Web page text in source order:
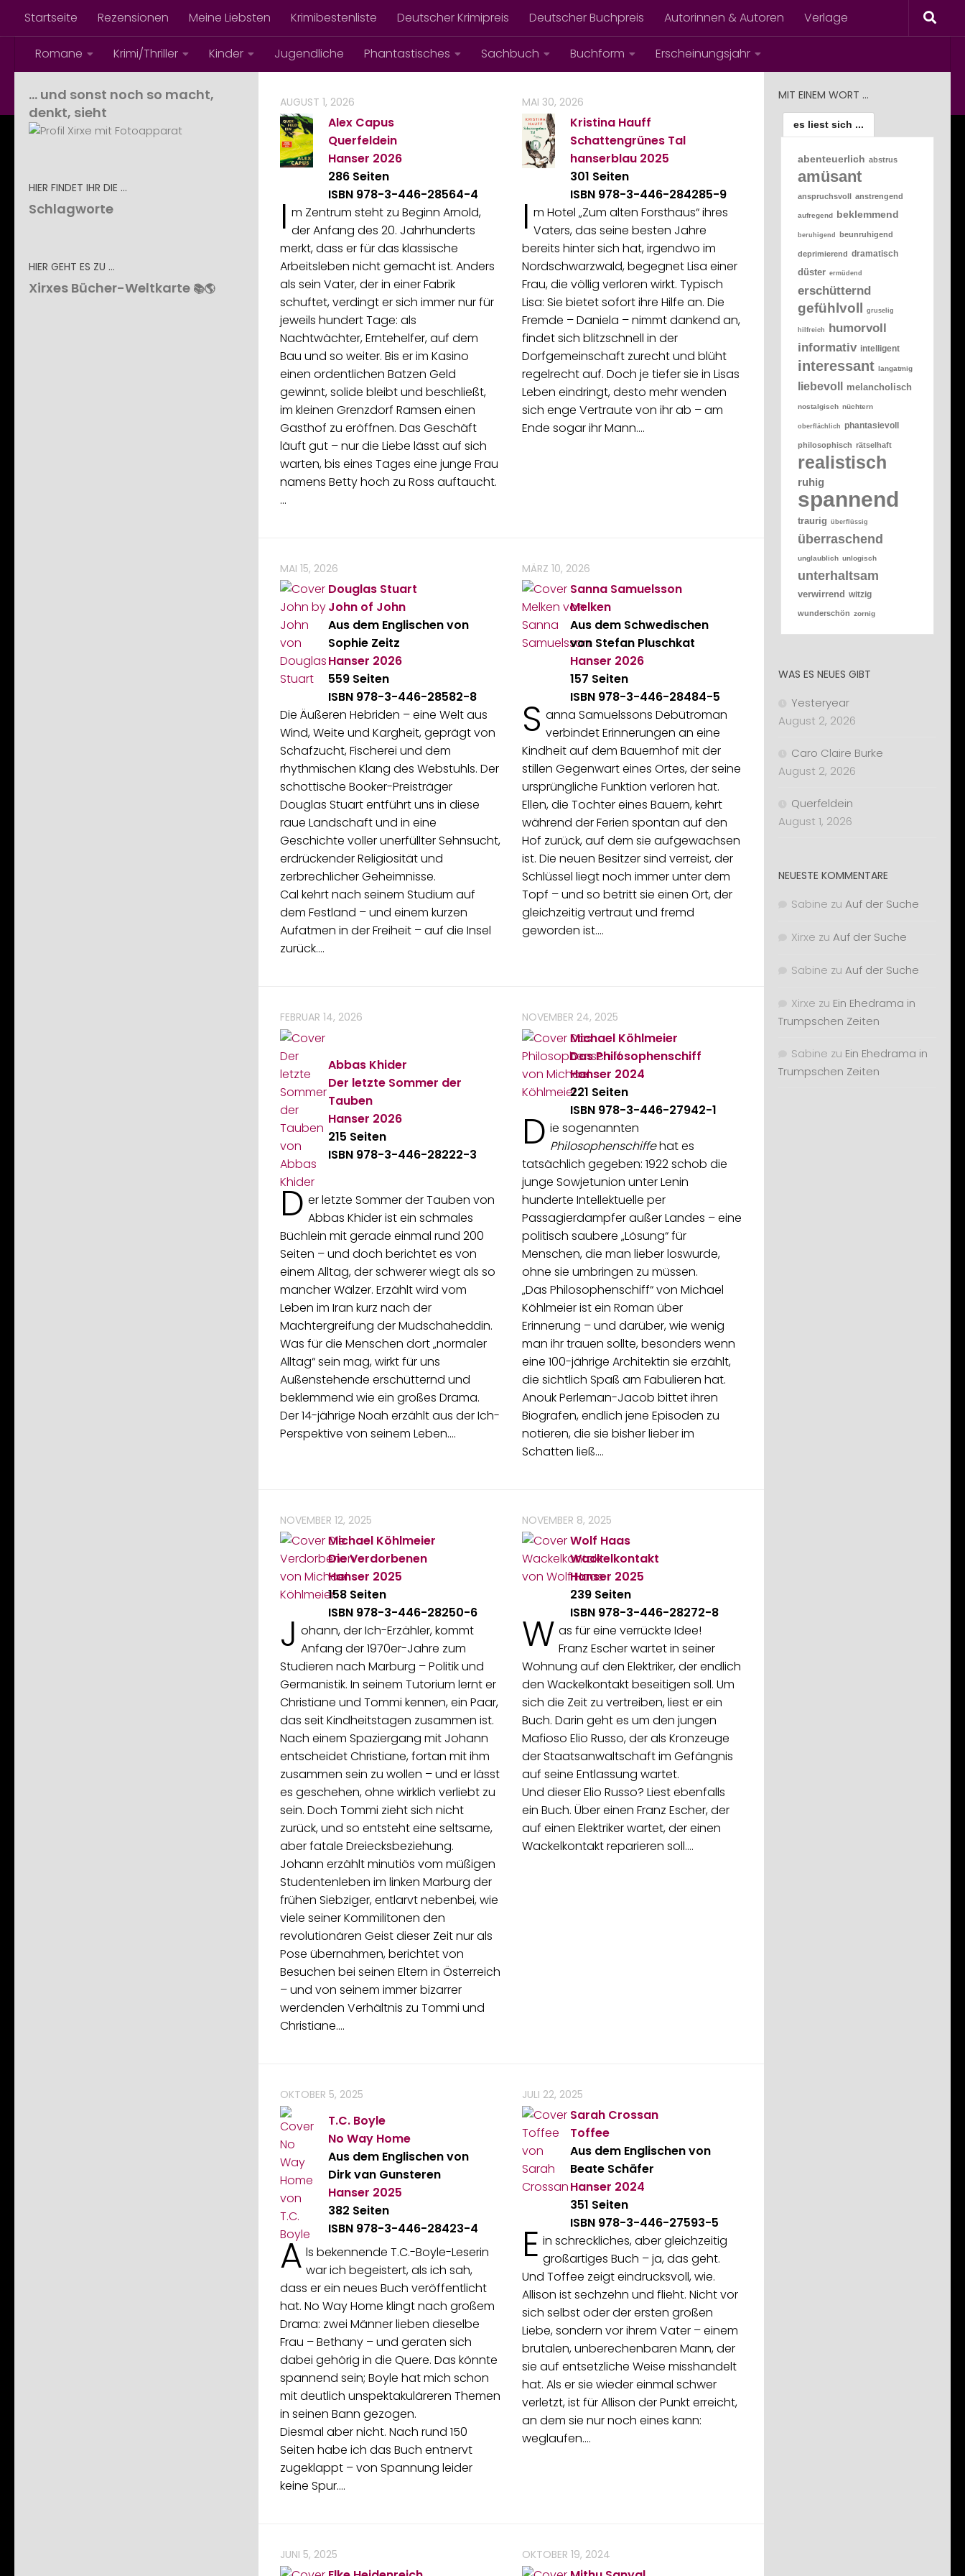
Zum Inhalt springen
Startseite Rezensionen Meine Liebsten Krimibestenliste Deutscher Krimipreis Deutscher Buchpreis Autorinnen & Autoren Verlage
Was Xirxe so liest ...
Romane Krimi/Thriller Kinder Jugendliche Phantastisches Sachbuch Buchform Erscheinungsjahr
AUGUST 1, 2026
Alex Capus
Querfeldein
Hanser 2026
286 Seiten
ISBN 978-3-446-28564-4
I m Zentrum steht zu Beginn Arnold,
der Anfang des 20. Jahrhunderts
merkt, dass er für das klassische
Arbeitsleben nicht gemacht ist. Anders
als sein Vater, der in einer Fabrik
schuftet, verdingt er sich immer nur für
jeweils hundert Tage: als
Nachtwächter, Erntehelfer, auf dem
Bau und so weiter. Bis er im Kasino
einen ordentlichen Batzen Geld
gewinnt, solide bleibt und beschließt,
im kleinen Grenzdorf Ramsen einen
Gasthof zu eröffnen. Das Geschäft
läuft gut – nur die Liebe lässt auf sich
warten, bis eines Tages eine junge Frau
namens Betty hoch zu Ross auftaucht.
…
MAI 30, 2026
Kristina Hauff
Schattengrünes Tal
hanserblau 2025
301 Seiten
ISBN 978-3-446-284285-9
I m Hotel „Zum alten Forsthaus“ ihres
Vaters, das seine besten Jahre
bereits hinter sich hat, irgendwo im
Nordschwarzwald, begegnet Lisa einer
Frau, die völlig verloren wirkt. Typisch
Lisa: Sie bietet sofort ihre Hilfe an. Die
Fremde – Daniela – nimmt dankend an,
findet sich blitzschnell in der
Dorfgemeinschaft zurecht und blüht
regelrecht auf. Doch je tiefer sie in Lisas
Leben eindringt, desto mehr wenden
sich enge Vertraute von ihr ab – am
Ende sogar ihr Mann.…
MAI 15, 2026
Douglas Stuart
John of John
Aus dem Englischen von
Sophie Zeitz
Hanser 2026
559 Seiten
ISBN 978-3-446-28582-8
Die Äußeren Hebriden – eine Welt aus
Wind, Weite und Kargheit, geprägt von
Schafzucht, Fischerei und dem
rhythmischen Klang des Webstuhls. Der
schottische Booker-Preisträger
Douglas Stuart entführt uns in diese
raue Landschaft und in eine
Geschichte voller unerfüllter Sehnsucht,
erdrückender Religiosität und
zerbrechlicher Geheimnisse.
Cal kehrt nach seinem Studium auf
dem Festland – und einem kurzen
Aufatmen in der Freiheit – auf die Insel
zurück.…
MÄRZ 10, 2026
Sanna Samuelsson
Melken
Aus dem Schwedischen
von Stefan Pluschkat
Hanser 2026
157 Seiten
ISBN 978-3-446-28484-5
S anna Samuelssons Debütroman
verbindet Erinnerungen an eine
Kindheit auf dem Bauernhof mit der
stillen Gegenwart eines Ortes, der seine
ursprüngliche Funktion verloren hat.
Ellen, die Tochter eines Bauern, kehrt
während der Ferien spontan auf den
Hof zurück, auf dem sie aufgewachsen
ist. Die neuen Besitzer sind verreist, der
Schlüssel liegt noch immer unter dem
Topf – und so betritt sie einen Ort, der
gleichzeitig vertraut und fremd
geworden ist.…
FEBRUAR 14, 2026
Abbas Khider
Der letzte Sommer der
Tauben
Hanser 2026
215 Seiten
ISBN 978-3-446-28222-3
D er letzte Sommer der Tauben von
Abbas Khider ist ein schmales
Büchlein mit gerade einmal rund 200
Seiten – und doch berichtet es von
einem Alltag, der schwerer wiegt als so
mancher Wälzer. Erzählt wird vom
Leben im Iran kurz nach der
Machtergreifung der Mudschaheddin.
Was für die Menschen dort „normaler
Alltag“ sein mag, wirkt für uns
Außenstehende erschütternd und
beklemmend wie ein großes Drama.
Der 14-jährige Noah erzählt aus der Ich-
Perspektive von seinem Leben.…
NOVEMBER 24, 2025
Michael Köhlmeier
Das Philosophenschiff
Hanser 2024
221 Seiten
ISBN 978-3-446-27942-1
D ie sogenannten
Philosophenschiffehat es
tatsächlich gegeben: 1922 schob die
junge Sowjetunion unter Lenin
hunderte Intellektuelle per
Passagierdampfer außer Landes – eine
politisch saubere „Lösung“ für
Menschen, die man lieber loswurde,
ohne sie umbringen zu müssen.
„Das Philosophenschiff“ von Michael
Köhlmeier ist ein Roman über
Erinnerung – und darüber, wie wenig
man ihr trauen sollte, besonders wenn
eine 100-jährige Architektin sie erzählt,
die sichtlich Spaß am Fabulieren hat.
Anouk Perleman-Jacob bittet ihren
Biografen, endlich jene Episoden zu
notieren, die sie bisher lieber im
Schatten ließ.…
NOVEMBER 12, 2025
Michael Köhlmeier
Die Verdorbenen
Hanser 2025
158 Seiten
ISBN 978-3-446-28250-6
J ohann, der Ich-Erzähler, kommt
Anfang der 1970er-Jahre zum
Studieren nach Marburg – Politik und
Germanistik. In seinem Tutorium lernt er
Christiane und Tommi kennen, ein Paar,
das seit Kindheitstagen zusammen ist.
Nach einem Spaziergang mit Johann
entscheidet Christiane, fortan mit ihm
zusammen sein zu wollen – und er lässt
es geschehen, ohne wirklich verliebt zu
sein. Doch Tommi zieht sich nicht
zurück, und so entsteht eine seltsame,
aber fatale Dreiecksbeziehung.
Johann erzählt minutiös vom müßigen
Studentenleben im linken Marburg der
frühen Siebziger, entlarvt nebenbei, wie
viele seiner Kommilitonen den
revolutionären Geist dieser Zeit nur als
Pose übernahmen, berichtet von
Besuchen bei seinen Eltern in Österreich
– und von seinem immer bizarrer
werdenden Verhältnis zu Tommi und
Christiane.…
NOVEMBER 8, 2025
Wolf Haas
Wackelkontakt
Hanser 2025
239 Seiten
ISBN 978-3-446-28272-8
W as für eine verrückte Idee!
Franz Escher wartet in seiner
Wohnung auf den Elektriker, der endlich
den Wackelkontakt beseitigen soll. Um
sich die Zeit zu vertreiben, liest er ein
Buch. Darin geht es um den jungen
Mafioso Elio Russo, der als Kronzeuge
der Staatsanwaltschaft im Gefängnis
auf seine Entlassung wartet.
Und dieser Elio Russo? Liest ebenfalls
ein Buch. Über einen Franz Escher, der
auf einen Elektriker wartet, der einen
Wackelkontakt reparieren soll.…
OKTOBER 5, 2025
T.C. Boyle
No Way Home
Aus dem Englischen von
Dirk van Gunsteren
Hanser 2025
382 Seiten
ISBN 978-3-446-28423-4
A ls bekennende T.C.-Boyle-Leserin
war ich begeistert, als ich sah,
dass er ein neues Buch veröffentlicht
hat. No Way Home klingt nach großem
Drama: zwei Männer lieben dieselbe
Frau – Bethany – und geraten sich
dabei gehörig in die Quere. Das könnte
spannend sein; Boyle hat mich schon
mit deutlich unspektakuläreren Themen
in seinen Bann gezogen.
Diesmal aber nicht. Nach rund 150
Seiten habe ich das Buch entnervt
zugeklappt – von Spannung leider
keine Spur.…
JULI 22, 2025
Sarah Crossan
Toffee
Aus dem Englischen von
Beate Schäfer
Hanser 2024
351 Seiten
ISBN 978-3-446-27593-5
E in schreckliches, aber gleichzeitig
großartiges Buch – ja, das geht.
Und Toffee zeigt eindrucksvoll, wie.
Allison ist sechzehn und flieht. Nicht vor
sich selbst oder der ersten großen
Liebe, sondern vor ihrem Vater – einem
brutalen, unberechenbaren Mann, der
sie auf entsetzliche Weise misshandelt
hat. Als er sie wieder einmal schwer
verletzt, ist für Allison der Punkt erreicht,
an dem sie nur noch eines kann:
weglaufen.…
JUNI 5, 2025 OKTOBER 19, 2024
… und sonst noch so macht,
denkt, sieht
HIER FINDET IHR DIE …
Schlagworte
HIER GEHT ES ZU …
Xirxes Bücher-Weltkarte 📚🌎
MIT EINEM WORT …
es liest sich ...
abenteuerlich abstrus
amüsant
anspruchsvoll anstrengend
aufregend beklemmend
beruhigend beunruhigend
deprimierend dramatisch
düster ermüdend
erschütternd
gefühlvoll gruselig
hilfreich
humorvoll
informativ intelligent
interessant langatmig
liebevoll melancholisch
nostalgisch nüchtern
oberflächlich phantasievoll
philosophisch rätselhaft
realistisch
ruhig
spannend
traurig überflüssig
überraschend
unglaublich unlogisch
unterhaltsam
verwirrend witzig
wunderschön zornig
WAS ES NEUES GIBT
Yesteryear
August 2, 2026
Caro Claire Burke
August 2, 2026
Querfeldein
August 1, 2026
NEUESTE KOMMENTARE
Sabine zu Auf der Suche
Xirxe zu Auf der Suche
Sabine zu Auf der Suche
Xirxe zu Ein Ehedrama in
Trumpschen Zeiten
Sabine zu Ein Ehedrama in
Trumpschen Zeiten